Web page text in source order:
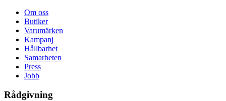
Om oss
Butiker
Varumärken
Kampanj
Hållbarhet
Samarbeten
Press
Jobb
Rådgivning